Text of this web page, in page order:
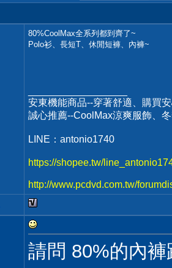
80%CoolMax全系列都到齊了~
Polo衫、長短T、休閒短褲、內褲~
安東機能商品--穿著舒適、購買
誠心推薦--CoolMax涼爽服飾、
LINE：antonio1740
https://shopee.tw/
http://www.pcdvd.com.tw/
請問 80%的內